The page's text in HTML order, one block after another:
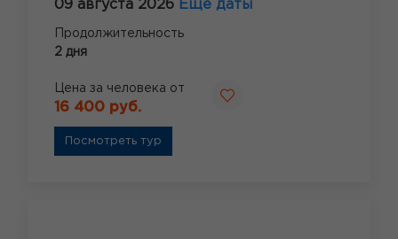
09 августа 2026 Ещё даты
Продолжительность
2 дня
Цена за человека от
16 400 руб.
Посмотреть тур